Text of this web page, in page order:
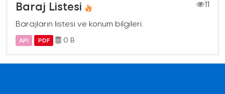
Baraj Listesi
11
Barajların listesi ve konum bilgileri.
API PDF 0 B